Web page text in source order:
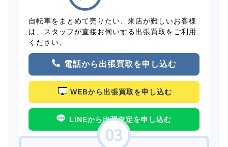
自転車をまとめて売りたい、来店が難しいお客様
は、スタッフが直接お伺いする出張買取をご利用
ください。
電話から出張買取を申し込む
WEBから出張買取を申し込む
LINEから出張査定を申し込む